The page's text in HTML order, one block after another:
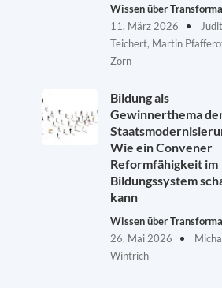
Wissen über
11. März 2026
Judit
Teichert, Martin
Zorn
Bildung als
Gewinnerthema
Wie ein Convener
Reformfähigkeit im
Bildungssystem
kann
Wissen über
26. Mai 2026
Wintrich